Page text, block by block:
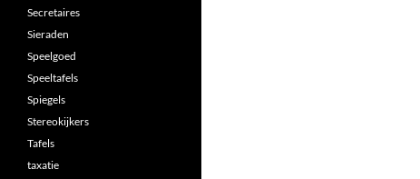
Secretaires
Sieraden
Speelgoed
Speeltafels
Spiegels
Stereokijkers
Tafels
taxatie